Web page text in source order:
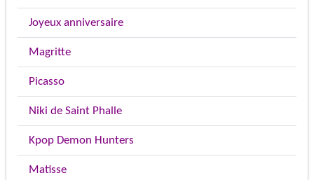
Joyeux anniversaire
Magritte
Picasso
Niki de Saint Phalle
Kpop Demon Hunters
Matisse